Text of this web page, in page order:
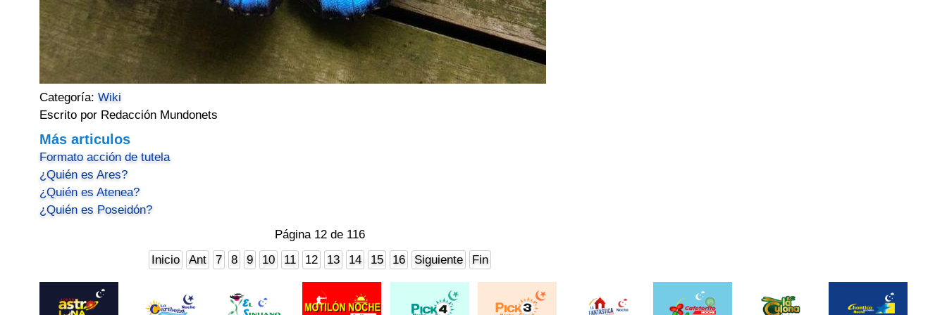
Categoría:Wiki
Escrito por Redacción Mundonets
Más articulos
Formato acción de tutela
¿Quién es Ares?
¿Quién es Atenea?
¿Quién es Poseidón?
Página 12 de 116
Inicio
Ant 7 8 9 10 11 12 13 14 15 16 Siguiente Fin